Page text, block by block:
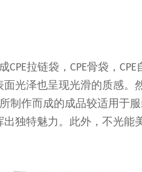
CPE拉链袋， CPE骨袋， CPE
光泽也呈现光滑的质感
所制作而成的成品较适用于
独特魅力。此外，不光能